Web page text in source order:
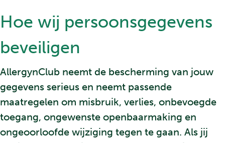
Hoe wij persoonsgegevens
beveiligen
AllergynClub neemt de bescherming van jouw
gegevens serieus en neemt passende
maatregelen om misbruik, verlies, onbevoegde
toegang, ongewenste openbaarmaking en
ongeoorloofde wijziging tegen te gaan. Als jij